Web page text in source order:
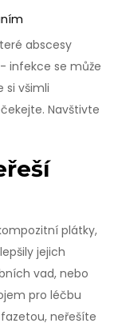
abscesy
infekce se může
si všimli
Navštivte
plátky,
jejich
vad, nebo
pro léčbu
neřešíte